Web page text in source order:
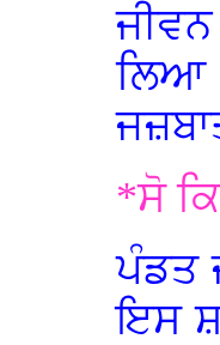
*ਸੋ
ਪੰਡਤ
ਇਸ